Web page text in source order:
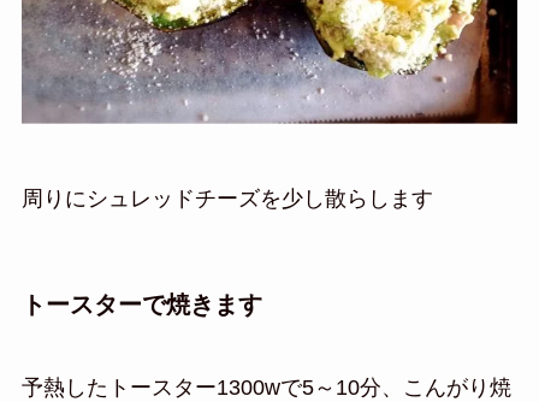
周りにシュレッドチーズを少し散らします
トースターで焼きます
予熱したトースター1300wで5～10分、こんがり焼